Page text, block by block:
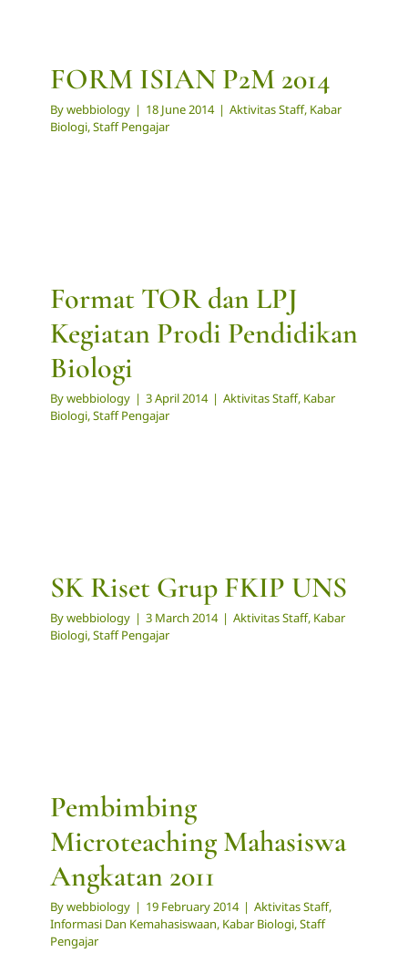
FORM ISIAN P2M 2014
Bywebbiology | 18 June 2014 | Aktivitas Staff, Kabar
Biologi,Staff Pengajar
Format TOR dan LPJ
Kegiatan Prodi Pendidikan
Biologi
Bywebbiology | 3 April 2014 | Aktivitas Staff, Kabar
Biologi,Staff Pengajar
SK Riset Grup FKIP UNS
Bywebbiology | 3 March 2014 | Aktivitas Staff, Kabar
Biologi,Staff Pengajar
Pembimbing
Microteaching Mahasiswa
Angkatan 2011
Bywebbiology | 19 February 2014 | Aktivitas Staff,
Informasi Dan Kemahasiswaan, Kabar Biologi,Staff
Pengajar